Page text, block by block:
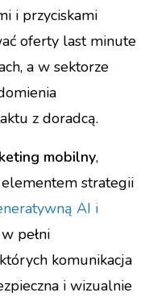
i przyciskami
oferty last minute
a w sektorze
z doradcą.
mobilny,
strategii
AI i
pełni
komunikacja
i wizualnie